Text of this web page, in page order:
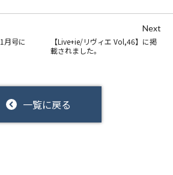
月号に
一覧に戻る
Next
【Live+ie/リヴィエ Vol,46】に掲
載されました。